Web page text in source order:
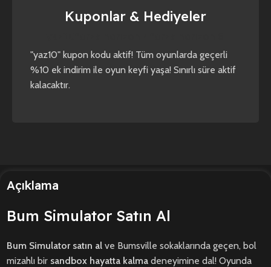
Kuponlar & Hediyeler
"yaz10" kupon kodu aktif! Tüm oyunlarda geçerli
%10 ek indirim ile oyun keyfi yaşa! Sınırlı süre aktif
kalacaktır.
Açıklama
Bum Simulator Satın Al
Bum Simulator satın al ve Bumsville sokaklarında geçen, bol
mizahlı bir sandbox hayatta kalma deneyimine dal! Oyunda